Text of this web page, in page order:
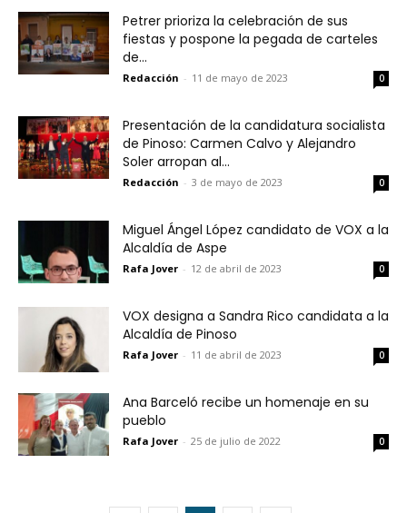
Petrer prioriza la celebración de sus
fiestas y pospone la pegada de carteles
de...
Redacción - 11 de mayo de 2023 0
Presentación de la candidatura socialista
de Pinoso: Carmen Calvo y Alejandro
Soler arropan al...
Redacción - 3 de mayo de 2023 0
Miguel Ángel López candidato de VOX a la
Alcaldía de Aspe
Rafa Jover - 12 de abril de 2023 0
VOX designa a Sandra Rico candidata a la
Alcaldía de Pinoso
Rafa Jover - 11 de abril de 2023 0
Ana Barceló recibe un homenaje en su
pueblo
Rafa Jover - 25 de julio de 2022 0